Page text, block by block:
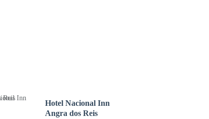
Hotel Nacional Inn
Angra dos Reis